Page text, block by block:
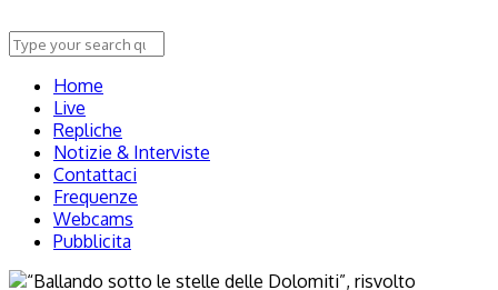
Home
Live
Repliche
Notizie & Interviste
Contattaci
Frequenze
Webcams
Pubblicita